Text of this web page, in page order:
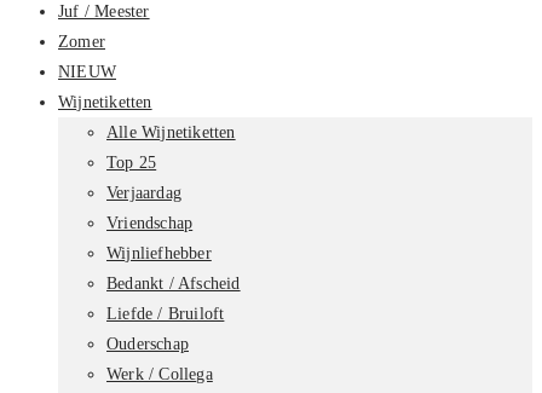
Juf / Meester
Zomer
NIEUW
Wijnetiketten
Alle Wijnetiketten
Top 25
Verjaardag
Vriendschap
Wijnliefhebber
Bedankt / Afscheid
Liefde / Bruiloft
Ouderschap
Werk / Collega